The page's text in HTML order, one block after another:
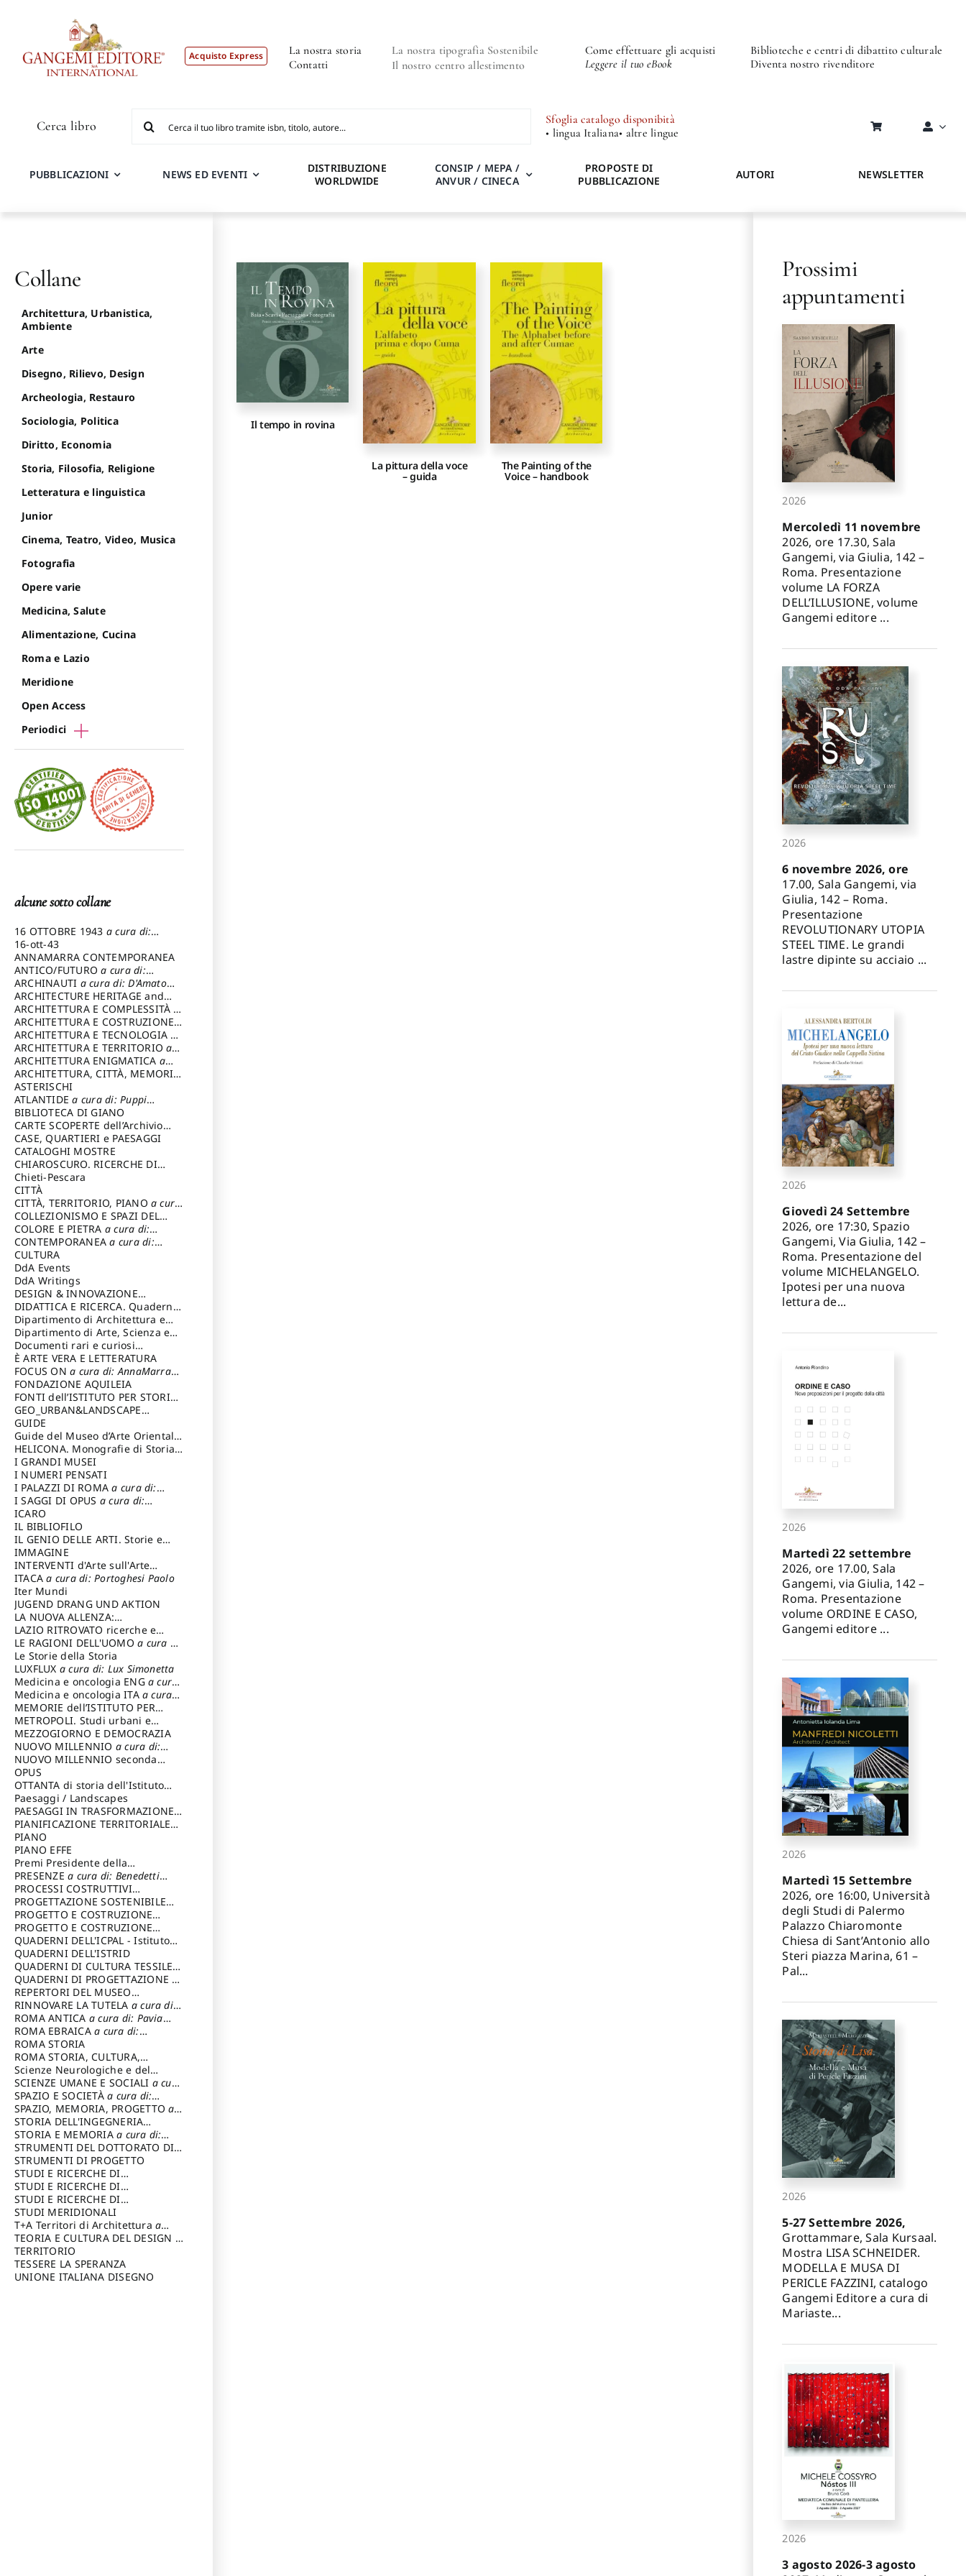
Acquisto Express
La nostra storia
Contatti
La nostra tipografia Sostenibile
Il nostro centro allestimento
Come effettuare gli acquisti
Leggere il tuo eBook
Biblioteche e centri di dibattito culturale
Diventa nostro rivenditore
Cerca libro
per:
Sfoglia catalogo disponibità
• lingua Italiana• altre lingue
PUBBLICAZIONI NEWS ED EVENTI
DISTRIBUZIONE
WORLDWIDE
CONSIP / MEPA /
ANVUR / CINECA
PROPOSTE DI
PUBBLICAZIONE
AUTORI NEWSLETTER
Il tempo in rovina
La pittura della voce
– guida
The Painting of the
Voice – handbook
Collane
Architettura, Urbanistica,
Ambiente
Arte
Disegno, Rilievo, Design
Archeologia, Restauro
Sociologia, Politica
Diritto, Economia
Storia, Filosofia, Religione
Letteratura e linguistica
Junior
Cinema, Teatro, Video, Musica
Fotografia
Opere varie
Medicina, Salute
Alimentazione, Cucina
Roma e Lazio
Meridione
Open Access
Periodici
alcune sotto collane
16 OTTOBRE 1943 a cura di:
Pezzetti Marcello
16-ott-43
ANNAMARRA CONTEMPORANEA
ANTICO/FUTUROa cura di:
Varagnoli Claudio
ARCHINAUTI a cura di: D'Amato
Claudio
ARCHITECTURE HERITAGE and
DESIGN
ARCHITETTURA E COMPLESSITÀ a
cura di: Piva Antonio
ARCHITETTURA E COSTRUZIONEa
cura di: Poretti Sergio
ARCHITETTURA E TECNOLOGIA a
cura di: Carrara Gianfranco
ARCHITETTURA E TERRITORIOa
cura di: Pietrogrande Enrico
ARCHITETTURA ENIGMATICA a
cura di: Lenci Ruggero
ARCHITETTURA, CITTÀ, MEMORIA
a cura di: Valeriani Enrico
ASTERISCHI
ATLANTIDEa cura di: Puppi
Lionello
BIBLIOTECA DI GIANO
CARTE SCOPERTE dell’Archivio
Storico Capitolino
CASE, QUARTIERI e PAESAGGI
CATALOGHI MOSTRE
CHIAROSCURO. RICERCHE DI
STORIA E STORIA DELL'ARTE
cura di: Di Carpegna Falconieri
Tommaso
Chieti-Pescara
CITTÀ
CITTÀ, TERRITORIO, PIANO a cura
di: Imbesi Giuseppe
COLLEZIONISMO E SPAZI DEL
COLLEZIONISMO a cura di:
Magnani Lauro
COLORE E PIETRA a cura di:
Selvaggi Giuseppe
CONTEMPORANEAa cura di:
Gubinelli Luna
CULTURA
DdA Events
DdA Writings
DESIGN & INNOVAZIONE
TECNOLOGICAa cura di: Vallicelli
Andrea
DIDATTICA E RICERCA. Quaderni
della Scuola
Dipartimento di Architettura e
Analisi della Città Mediterranea
Dipartimento di Arte, Scienza e
Tecnica del Costuire
Documenti rari e curiosi
dall'Archivio Segreto
È ARTE VERA E LETTERATURA
FOCUS ONa cura di: AnnaMarra
Contemporanea
FONDAZIONE AQUILEIA
FONTI dell’ISTITUTO PER STORIA
DEL RISORGIMENTO
GEO_URBAN&LANDSCAPE
PLANNING (GULP)
Trusiani Elio
GUIDE
Guide del Museo d’Arte Orientale
“Giuseppe Tucci”
HELICONA. Monografie di Storia
dell'Artea cura di: Gallo Marco
I GRANDI MUSEI
I NUMERI PENSATI
I PALAZZI DI ROMAa cura di:
Ippoliti Alessandro
I SAGGI DI OPUS a cura di:
Scalesse Tommaso
ICARO
IL BIBLIOFILO
IL GENIO DELLE ARTI. Storie e
interpretazione
IMMAGINE
INTERVENTI d'Arte sull'Arte
dedicata alla cultura della
conservazione d’arte
Fondazione Paola Droghetti onlus
ITACAa cura di: Portoghesi Paolo
Iter Mundi
JUGEND DRANG UND AKTION
LA NUOVA ALLENZA:
ARCHITETTURA & AMBIENTE
LAZIO RITROVATO ricerche e
restauri
LE RAGIONI DELL'UOMOa cura di:
Lombardi Satriani Luigi
Le Storie della Storia
LUXFLUX a cura di: Lux Simonetta
Medicina e oncologia ENG a cura
di: Lopez Massimo
Medicina e oncologia ITA a cura
di: Lopez Massimo
MEMORIE dell’ISTITUTO PER
STORIA DEL RISORGIMENTO
METROPOLI. Studi urbani e
regionali
MEZZOGIORNO E DEMOCRAZIA
NUOVO MILLENNIO a cura di:
Capaldo Pellegrino
NUOVO MILLENNIO seconda
serie
Francesco
OPUS
OTTANTA di storia dell'Istituto
storia dell’Istitutoa cura di:
Cavalieri Patrizia
Paesaggi / Landscapes
PAESAGGI IN TRASFORMAZIONEa
cura di: Corti Enrico A.
PIANIFICAZIONE TERRITORIALE
URBANISTICA ED AMBIENTALE
cura di: Costa Enrico
PIANO
PIANO EFFE
Premi Presidente della
Repubblica
PRESENZEa cura di: Benedetti
Sandro
PROCESSI COSTRUTTIVI
DELL'ARCHITETTURAa cura di:
Ippoliti Alessandro
PROGETTAZIONE SOSTENIBILE
PARTECIPATA
PROGETTO E COSTRUZIONE
DELL’ARCHITETTURA
PROGETTO E COSTRUZIONE
SOSTENIBILE
QUADERNI DELL'ICPAL - Istituto
centrale per il restauro e la
conservazione del patrimonio
archivistico e librario
QUADERNI DELL'ISTRID
QUADERNI DI CULTURA TESSILEa
cura di: Crispolti Livia
QUADERNI DI PROGETTAZIONE a
cura di: Giura Longo Tommaso
REPERTORI DEL MUSEO
CENTRALE DEL RISORGIMENTOa
cura di: Pizzo Marco
RINNOVARE LA TUTELA a cura di:
Cicalò Enrico
ROMA ANTICA a cura di: Pavia
Carlo
ROMA EBRAICAa cura di:
Procaccia Claudio
ROMA STORIA
ROMA STORIA, CULTURA,
IMMAGINEa cura di: Fagiolo
Marcello
Scienze Neurologiche e del
Comportamento
SCIENZE UMANE E SOCIALI a cura
di: Iannizzi Salvatore
SPAZIO E SOCIETÀa cura di:
Cassetti Roberto
SPAZIO, MEMORIA, PROGETTOa
cura di: Rossi Massimo
STORIA DELL'INGEGNERIA
STRUTTURALE IN ITALIAa cura di:
Poretti Sergio
STORIA E MEMORIAa cura di:
Rossi Lauro
STRUMENTI DEL DOTTORATO DI
RICERCA IN RILIEVO E
RAPPRESENTAZIONE
DELL’ARCHITETTURA E
DELL’AMBIENTEa cura di: Migliari
Riccardo
STRUMENTI DI PROGETTO
STUDI E RICERCHE DI
ARCHEOLOGIA IN SICILIA
di: Pelagatti Paola
STUDI E RICERCHE DI
ARCHITETTURA del Dipartimento
di Architettura Università degli
Studi G. d' Annunzio
STUDI E RICERCHE DI
ARCHITETTURA del Dipartimento
di Architettura Università degli
Studi G. d' Annunzio, Chieti-
Pescaraa cura di: Fusero Paolo
STUDI MERIDIONALI
T+A Territori di Architetturaa
cura di: Ramazzotti Luigi
TEORIA E CULTURA DEL DESIGN a
cura di: Furlanis Giuseppe
TERRITORIO
TESSERE LA SPERANZA
UNIONE ITALIANA DISEGNO
Prossimi
appuntamenti
2026
Mercoledì 11 novembre
2026, ore 17.30, Sala
Gangemi, via Giulia, 142 –
Roma. Presentazione
volume LA FORZA
DELL’ILLUSIONE, volume
Gangemi editore ...
2026
6 novembre 2026, ore
17.00, Sala Gangemi, via
Giulia, 142 – Roma.
Presentazione
REVOLUTIONARY UTOPIA
STEEL TIME. Le grandi
lastre dipinte su acciaio ...
2026
Giovedì 24 Settembre
2026, ore 17:30, Spazio
Gangemi, Via Giulia, 142 –
Roma. Presentazione del
volume MICHELANGELO.
Ipotesi per una nuova
lettura de...
2026
Martedì 22 settembre
2026, ore 17.00, Sala
Gangemi, via Giulia, 142 –
Roma. Presentazione
volume ORDINE E CASO,
Gangemi editore ...
2026
Martedì 15 Settembre
2026, ore 16:00, Università
degli Studi di Palermo
Palazzo Chiaromonte
Chiesa di Sant’Antonio allo
Steri piazza Marina, 61 –
Pal...
2026
5-27 Settembre 2026,
Grottammare, Sala Kursaal.
Mostra LISA SCHNEIDER.
MODELLA E MUSA DI
PERICLE FAZZINI, catalogo
Gangemi Editore a cura di
Mariaste...
2026
3 agosto 2026-3 agosto